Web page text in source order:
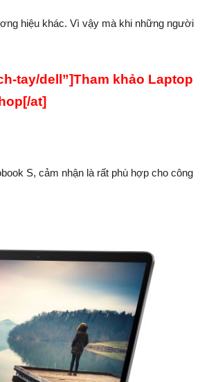
hiệu khác. Vì vậy mà khi những người
tay/dell”]Tham khảo Laptop
at]
S, cảm nhận là rất phù hợp cho công